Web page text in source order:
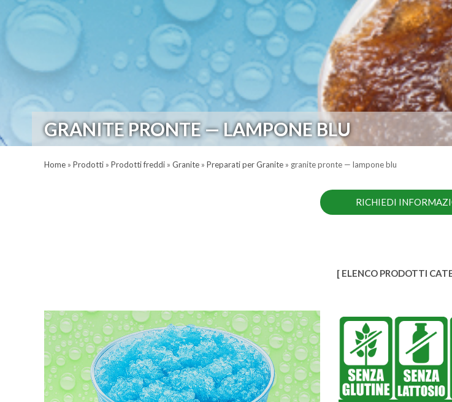
GRANITE PRONTE — LAMPONE BLU
Home » Prodotti » Prodotti freddi » Granite » Preparati per Granite » granite pronte — lampone blu
RICHIEDI
[ ELENCO PRODOTTI